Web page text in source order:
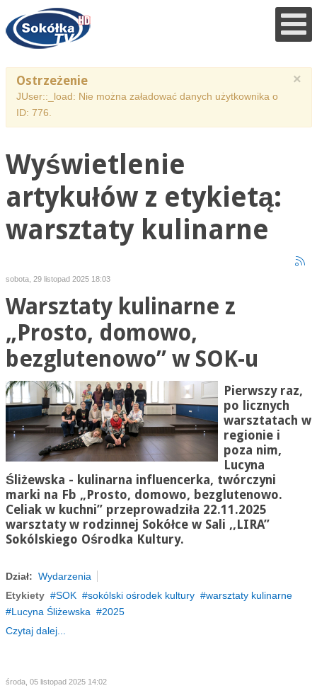
×
Ostrzeżenie
JUser::_load: Nie można załadować danych użytkownika o
ID: 776.
Wyświetlenie
artykułów z etykietą:
warsztaty kulinarne
sobota, 29 listopad 2025 18:03
Warsztaty kulinarne z
„Prosto, domowo,
bezglutenowo” w SOK-u
Pierwszy raz,
po licznych
warsztatach w
regionie i
poza nim,
Lucyna
Śliżewska - kulinarna influencerka, twórczyni
marki na Fb „Prosto, domowo, bezglutenowo.
Celiak w kuchni” przeprowadziła 22.11.2025
warsztaty w rodzinnej Sokółce w Sali ,,LIRA”
Sokólskiego Ośrodka Kultury.
Dział: Wydarzenia
Etykiety
SOK sokólski ośrodek kultury
warsztaty kulinarne
Lucyna Śliżewska
2025
Czytaj dalej...
środa, 05 listopad 2025 14:02